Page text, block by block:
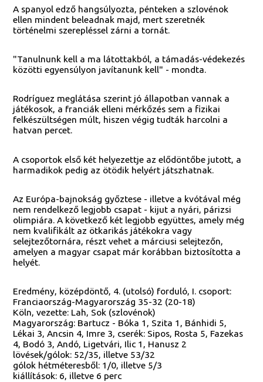
A spanyol edző hangsúlyozta, pénteken a szlovénok
ellen mindent beleadnak majd, mert szeretnék
történelmi szerepléssel zárni a tornát.
"Tanulnunk kell a ma látottakból, a támadás-védekezés
közötti egyensúlyon javítanunk kell" - mondta.
Rodríguez meglátása szerint jó állapotban vannak a
játékosok, a franciák elleni mérkőzés sem a fizikai
felkészültségen múlt, hiszen végig tudták harcolni a
hatvan percet.
A csoportok első két helyezettje az elődöntőbe jutott, a
harmadikok pedig az ötödik helyért játszhatnak.
Az Európa-bajnokság győztese - illetve a kvótával még
nem rendelkező legjobb csapat - kijut a nyári, párizsi
olimpiára. A következő két legjobb együttes, amely még
nem kvalifikált az ötkarikás játékokra vagy
selejtezőtornára, részt vehet a márciusi selejtezőn,
amelyen a magyar csapat már korábban biztosította a
helyét.
Eredmény, középdöntő, 4. (utolsó) forduló, I. csoport:
Franciaország-Magyarország 35-32 (20-18)
Köln, vezette: Lah, Sok (szlovénok)
Magyarország: Bartucz - Bóka 1, Szita 1, Bánhidi 5,
Lékai 3, Ancsin 4, Imre 3, cserék: Sipos, Rosta 5, Fazekas
4, Bodó 3, Andó, Ligetvári, Ilic 1, Hanusz 2
lövések/gólok: 52/35, illetve 53/32
gólok hétméteresből: 1/0, illetve 5/3
kiállítások: 6, illetve 6 perc